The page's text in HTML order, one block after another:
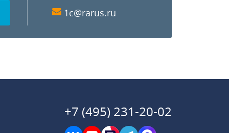
1c@rarus.ru
+7 (495) 231-20-02